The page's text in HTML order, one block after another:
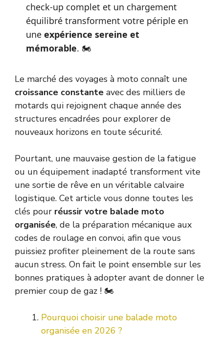
check-up complet et un chargement
équilibré transforment votre périple en
une expérience sereine et
mémorable. 🏍️
Le marché des voyages à moto connaît une
croissance constante avec des milliers de
motards qui rejoignent chaque année des
structures encadrées pour explorer de
nouveaux horizons en toute sécurité.
Pourtant, une mauvaise gestion de la fatigue
ou un équipement inadapté transforment vite
une sortie de rêve en un véritable calvaire
logistique. Cet article vous donne toutes les
clés pour réussir votre balade moto
organisée, de la préparation mécanique aux
codes de roulage en convoi, afin que vous
puissiez profiter pleinement de la route sans
aucun stress. On fait le point ensemble sur les
bonnes pratiques à adopter avant de donner le
premier coup de gaz ! 🏍️
Pourquoi choisir une balade moto
organisée en 2026 ?